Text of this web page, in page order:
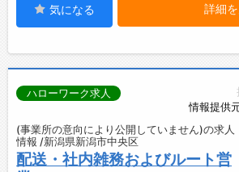
気になる 詳細
情報提供
ハローワーク求人
(事業所の意向により公開していません)の求人
情報 /新潟県新潟市中央区
配送・社内雑務およびルート営